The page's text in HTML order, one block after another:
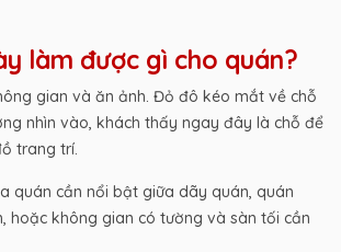
làm được gì cho quán?
gian và ăn ảnh. Đỏ đô kéo mắt về chỗ
nhìn vào, khách thấy ngay đây là chỗ để
trang trí.
quán cần nổi bật giữa dãy quán, quán
hoặc không gian có tường và sàn tối cần